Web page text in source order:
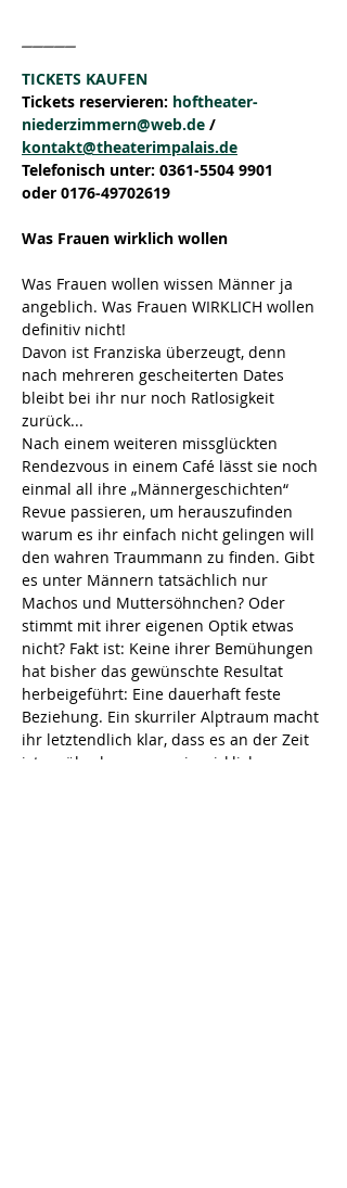
TICKETS KAUFEN
Tickets reservieren: hoftheater-
niederzimmern@web.de /
kontakt@theaterimpalais.de
Telefonisch unter: 0361-5504 9901
oder 0176-49702619
Was Frauen wirklich wollen
Was Frauen wollen wissen Männer ja
angeblich. Was Frauen WIRKLICH wollen
definitiv nicht!
Davon ist Franziska überzeugt, denn
nach mehreren gescheiterten Dates
bleibt bei ihr nur noch Ratlosigkeit
zurück...
Nach einem weiteren missglückten
Rendezvous in einem Café lässt sie noch
einmal all ihre „Männergeschichten“
Revue passieren, um herauszufinden
warum es ihr einfach nicht gelingen will
den wahren Traummann zu finden. Gibt
es unter Männern tatsächlich nur
Machos und Muttersöhnchen? Oder
stimmt mit ihrer eigenen Optik etwas
nicht? Fakt ist: Keine ihrer Bemühungen
hat bisher das gewünschte Resultat
herbeigeführt: Eine dauerhaft feste
Beziehung. Ein skurriler Alptraum macht
ihr letztendlich klar, dass es an der Zeit
ist zu überlegen was sie wirklich